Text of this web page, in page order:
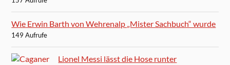
Wie Erwin Barth von Wehrenalp „Mister Sachbuch“ wurde
149 Aufrufe
Lionel Messi lässt die Hose runter